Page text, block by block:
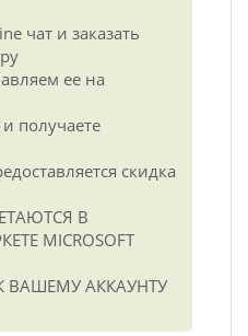
чат и заказать
ее на
и получаете
скидка
В
MICROSOFT
ВАШЕМУ АККАУНТУ